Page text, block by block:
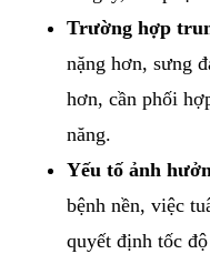
Trường hợp
nặng hơn, sưng
hơn, cần phối
năng.
Yếu tố ảnh
bệnh nền, việc
quyết định tốc